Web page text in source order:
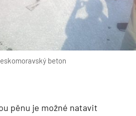
beton
pěnu je možné natavit